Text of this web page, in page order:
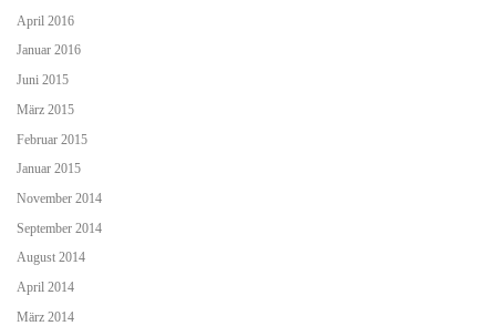
April 2016
Januar 2016
Juni 2015
März 2015
Februar 2015
Januar 2015
November 2014
September 2014
August 2014
April 2014
März 2014